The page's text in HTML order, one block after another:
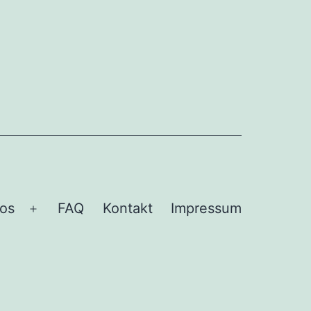
Menü
FAQ Kontakt Impressum